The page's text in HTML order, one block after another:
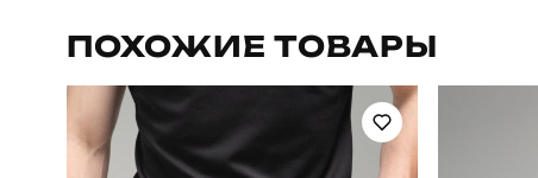
Стиль
Склад тканини
ПОХОЖИЕ ТОВАРЫ